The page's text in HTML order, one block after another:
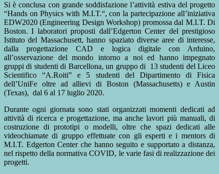
Si è conclusa con grande soddisfazione l’attività estiva del progetto
“Hands on Physics with M.I.T.“, con la partecipazione all’iniziativa
EDW2020 (Engineering Design Workshop) promossa dal M.I.T. Di
Boston. I laboratori proposti dall’Edgerton Center del prestigioso
Istituto del Massachusett, hanno spaziato diverse aree di interesse,
dalla progettazione CAD e logica digitale con Arduino,
all’osservazione del mondo intorno a noi ed hanno impegnato
gruppi di studenti di Barcellona, un gruppo di 13 studenti del Liceo
Scientifico “A.Roiti” e 5 studenti del Dipartimento di Fisica
dell’UniFe oltre ad allievi di Boston (Massachusetts) e Austin
(Texas), dal 6 al 17 luglio 2020.
Durante ogni giornata sono stati organizzati momenti dedicati ad
attività di ricerca e progettazione, ma anche lavori più manuali, di
costruzione di prototipi o modelli, oltre che spazi dedicati alle
videochiamate di gruppo effettuate con gli esperti e i mentors di
M.I.T. Edgerton Center che hanno seguito e supportato a distanza,
nel rispetto della normativa COVID, le varie fasi di realizzazione dei
progetti.